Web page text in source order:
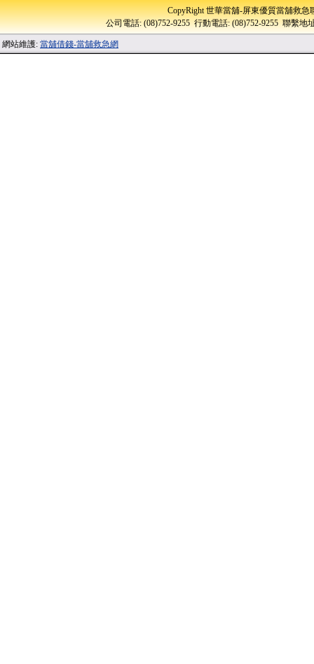
CopyRight 世華當舖-屏東優質當舖救急
公司電話: (08)752-9255 行動電話: (08)752-9255 聯繫
網站維護: 當舖借錢-當舖救急網